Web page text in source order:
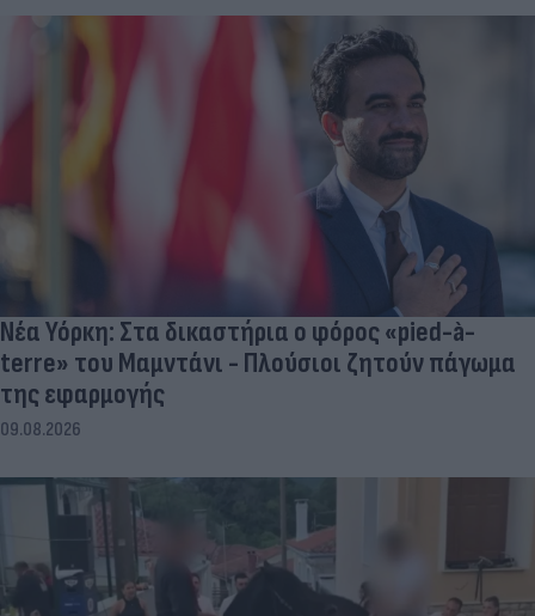
Νέα Υόρκη: Στα δικαστήρια ο φόρος «pied-à-
terre» του Μαμντάνι - Πλούσιοι ζητούν πάγωμα
της εφαρμογής
09.08.2026